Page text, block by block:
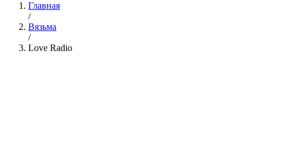
Главная
/
Вязьма
/
Love Radio